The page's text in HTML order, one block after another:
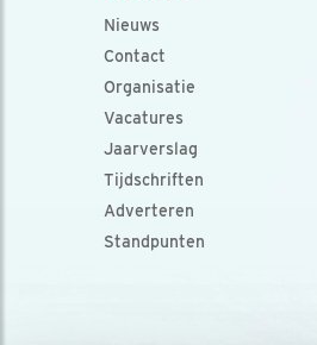
Nieuws
Contact
Organisatie
Vacatures
Jaarverslag
Tijdschriften
Adverteren
Standpunten